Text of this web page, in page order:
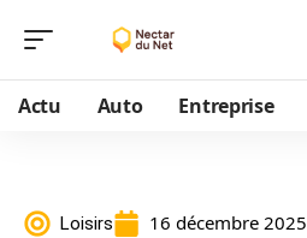
Actu Auto Entreprise
Loisirs 16 décembre 2025